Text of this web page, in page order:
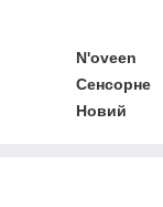
N'oveen
Сенсорне
Новий